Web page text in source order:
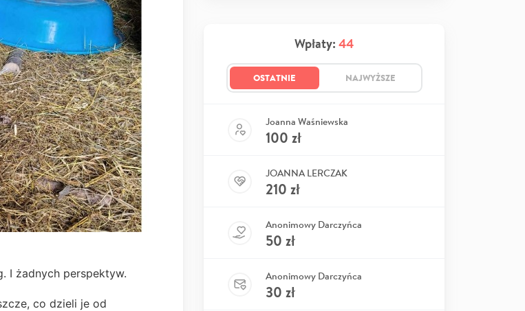
I żadnych perspektyw.
co dzieli je od
Wpłaty: 44
OSTATNIE NAJWYŻSZE
Joanna Waśniewska
100 zł
JOANNA LERCZAK
210 zł
Anonimowy Darczyńca
50 zł
Anonimowy Darczyńca
30 zł